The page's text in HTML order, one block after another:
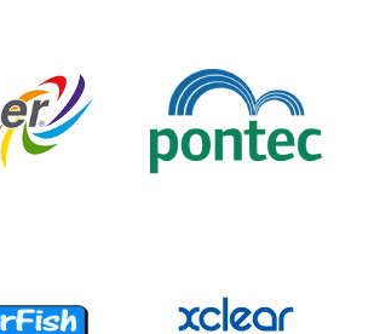
plus le filtre devra gérer des
de traitement doit être adapté en
précisément le volume d'eau de
idéalement 4 à 5 fois.